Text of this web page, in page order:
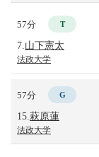
57分 T
7. 山下憲太
法政大学
57分 G
15. 萩原蓮
法政大学